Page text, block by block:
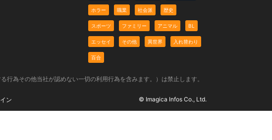
ホラー 職業 社会派 歴史
スポーツ ファミリー アニマル BL
エッセイ その他 異世界 入れ替わり
百合
為その他当社が認めない一切の利用行為を含みます。）は禁止します。
ン © Imagica Infos Co., Ltd.